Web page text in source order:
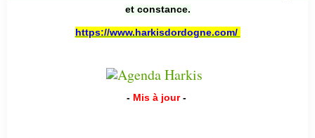
et constance.
https://www.harkisdordogne.com/
- Mis à jour -